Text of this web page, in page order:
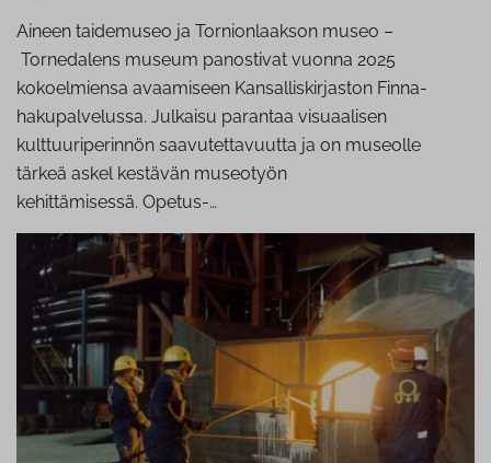
Aineen taidemuseo ja Tornionlaakson museo –
Tornedalens museum panostivat vuonna 2025
kokoelmiensa avaamiseen Kansalliskirjaston Finna-
hakupalvelussa. Julkaisu parantaa visuaalisen
kulttuuriperinnön saavutettavuutta ja on museolle
tärkeä askel kestävän museotyön
kehittämisessä. Opetus-…